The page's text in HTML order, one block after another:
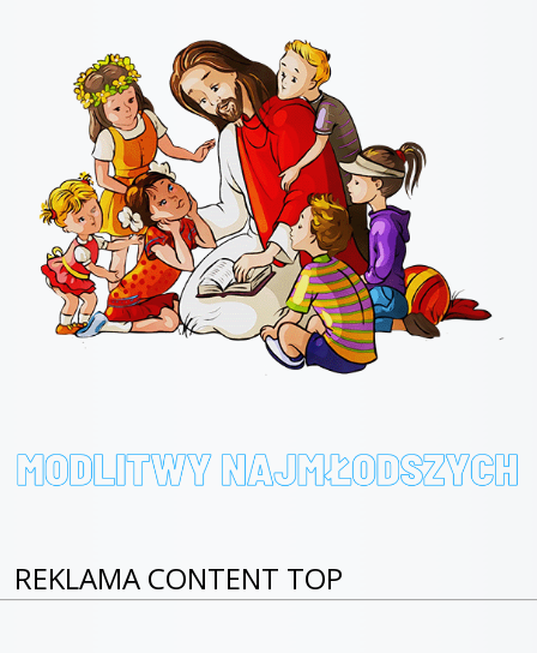
REKLAMA CONTENT TOP